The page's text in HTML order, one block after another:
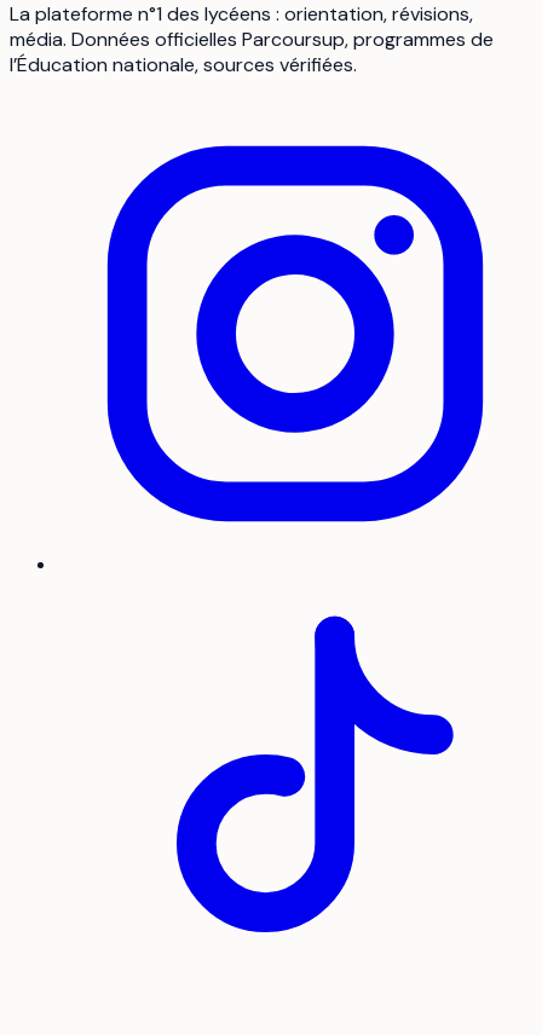
La plateforme n°1 des lycéens : orientation, révisions,
média. Données officielles Parcoursup, programmes de
l’Éducation nationale, sources vérifiées.